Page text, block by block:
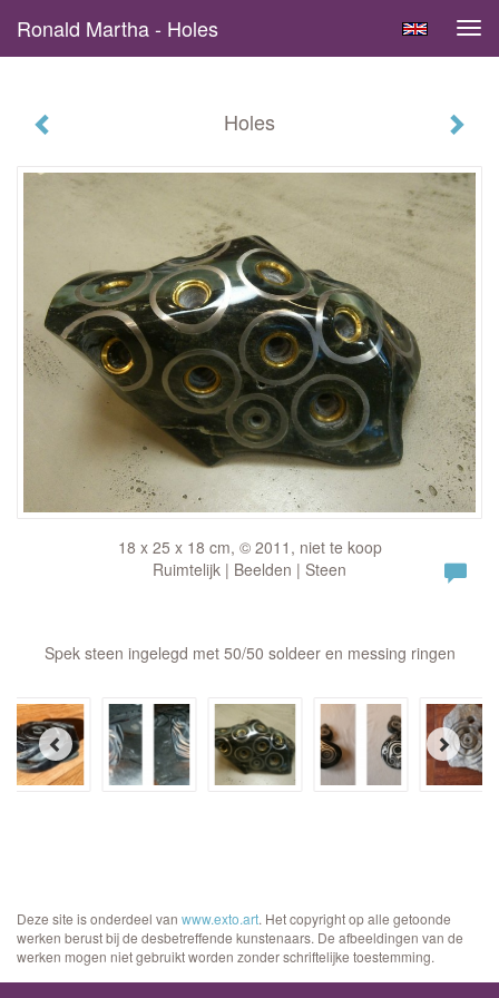
Ronald Martha - Holes
Holes
18 x 25 x 18 cm, © 2011, niet te koop
Ruimtelijk | Beelden | Steen
Spek steen ingelegd met 50/50 soldeer en messing ringen
Deze site is onderdeel van www.exto.art. Het copyright op alle getoonde
werken berust bij de desbetreffende kunstenaars. De afbeeldingen van de
werken mogen niet gebruikt worden zonder schriftelijke toestemming.